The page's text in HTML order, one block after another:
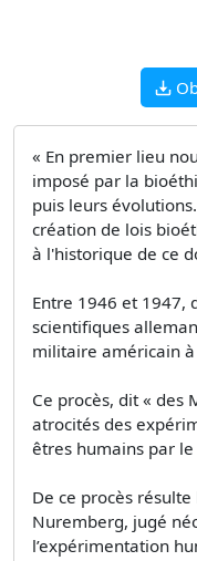
« En premier lieu
imposé par la
puis leurs
création de lois
à l'historique de ce
Entre 1946 et 1947,
scientifiques
militaire américain
Ce procès, dit « des
atrocités des
êtres humains par le
De ce procès
Nuremberg, jugé
l’expérimentation